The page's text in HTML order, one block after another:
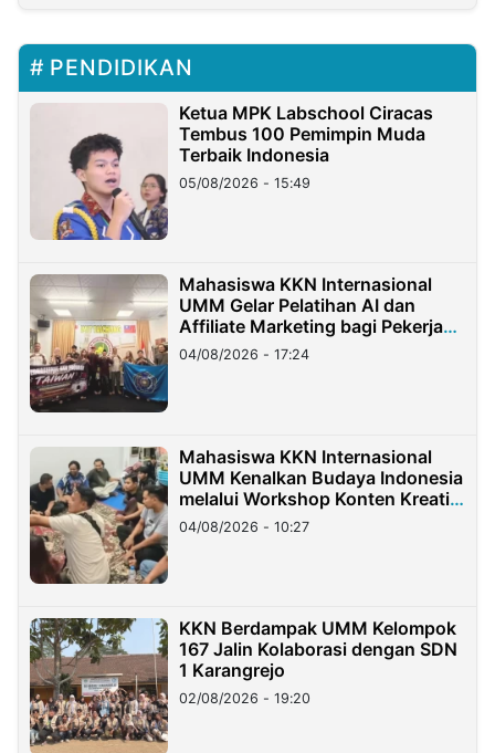
PENDIDIKAN
Ketua MPK Labschool Ciracas
Tembus 100 Pemimpin Muda
Terbaik Indonesia
05/08/2026 - 15:49
Mahasiswa KKN Internasional
UMM Gelar Pelatihan AI dan
Affiliate Marketing bagi Pekerja
Migran Indonesia di Taiwan
04/08/2026 - 17:24
Mahasiswa KKN Internasional
UMM Kenalkan Budaya Indonesia
melalui Workshop Konten Kreatif
di Taiwan
04/08/2026 - 10:27
KKN Berdampak UMM Kelompok
167 Jalin Kolaborasi dengan SDN
1 Karangrejo
02/08/2026 - 19:20